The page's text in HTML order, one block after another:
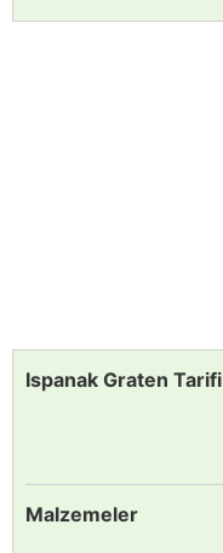
Ispanak Graten Tarifi
Malzemeler